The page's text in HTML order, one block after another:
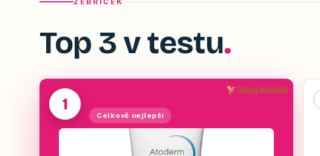
ŽEBŘÍČEK
Top 3 v testu
1
Zlatý Kolibřík
Celkově nejlepší